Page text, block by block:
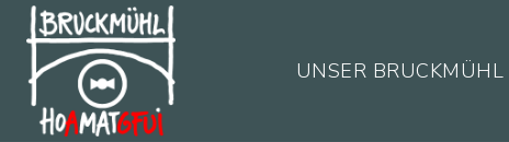
UNSER BRUCKMÜHL